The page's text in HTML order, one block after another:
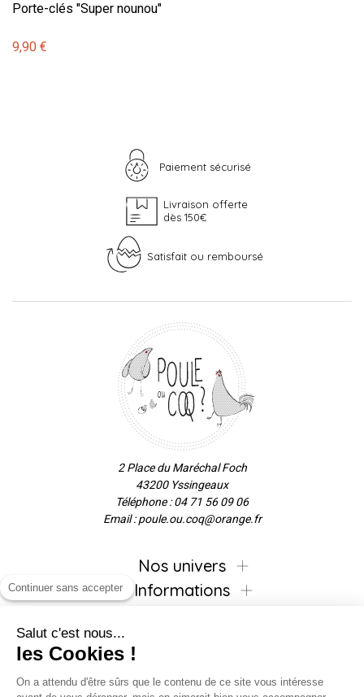
Porte-clés "Super nounou"
9,90 €
Paiement sécurisé
Livraison offerte
dès 150€
Satisfait ou remboursé
2 Place du Maréchal Foch
43200 Yssingeaux
Téléphone : 04 71 56 09 06
Email : poule.ou.coq@orange.fr
Nos univers
Informations
Inscrivez-vous à la newsletter !
Continuer sans accepter
Salut c'est nous...
les Cookies !
On a attendu d'être sûrs que le contenu de ce site vous intéresse